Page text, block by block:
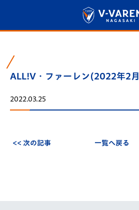
ALL!V・ファーレン(2022年2
2022.03.25
<< 次の記事 一覧へ戻る